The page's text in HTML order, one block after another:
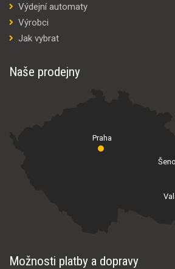
Výdejní automaty
Výrobci
Jak vybrat
Naše prodejny
Praha
Možnosti platby a dopravy